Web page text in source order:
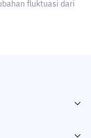
fluktuasi dari